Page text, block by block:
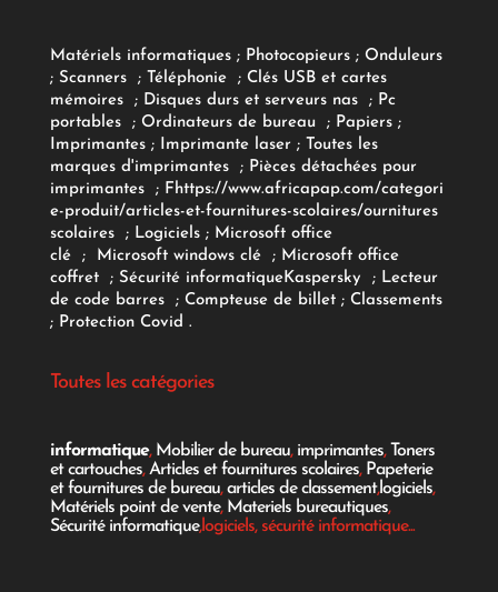
Matériels informatiques; Photocopieurs; Onduleurs
; Scanners ; Téléphonie ; Clés USB et cartes
mémoires
; Disques durs et serveurs nas ; Pc
portables
; Ordinateurs de bureau ; Papiers;
Imprimantes;Imprimante laser; Toutes les
marques d'imprimantes
; Pièces détachées pour
imprimantes
; Fhttps://www.africapap.com/categori
e-produit/articles-et-fournitures-scolaires/ournitures
scolaires; Logiciels ; Microsoft office
clé
; Microsoft windows clé; Microsoft office
coffret ; Sécurité informatiqueKaspersky ; Lecteur
de code barres
; Compteuse de billet; Classements
; Protection Covid .
Toutes les catégories
informatique, Mobilier de bureau, imprimantes, Toners
et cartouches,Articles et fournitures scolaires, Papeterie
et fournitures de bureau,articles de classement,logiciels,
Matériels point de vente, Materiels bureautiques,
Sécurité informatique,logiciels, sécurité informatique...